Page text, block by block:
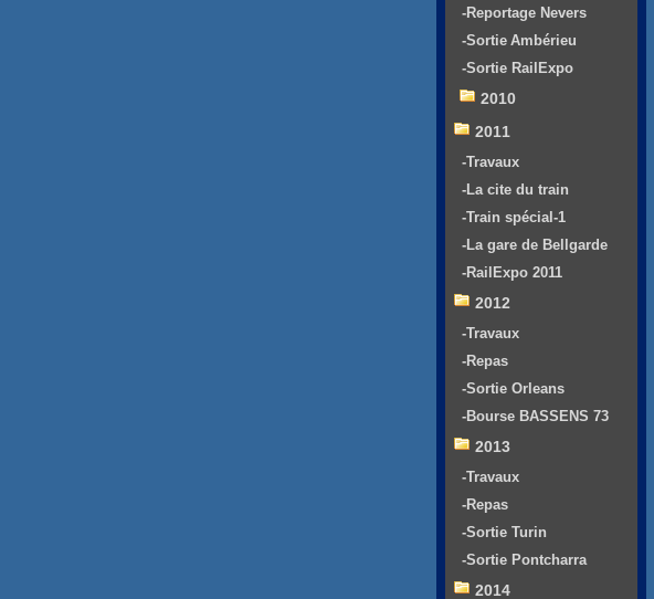
-Reportage Nevers
-Sortie Ambérieu
-Sortie RailExpo
2010
2011
-Travaux
-La cite du train
-Train spécial-1
-La gare de Bellgarde
-RailExpo 2011
2012
-Travaux
-Repas
-Sortie Orleans
-Bourse BASSENS 73
2013
-Travaux
-Repas
-Sortie Turin
-Sortie Pontcharra
2014